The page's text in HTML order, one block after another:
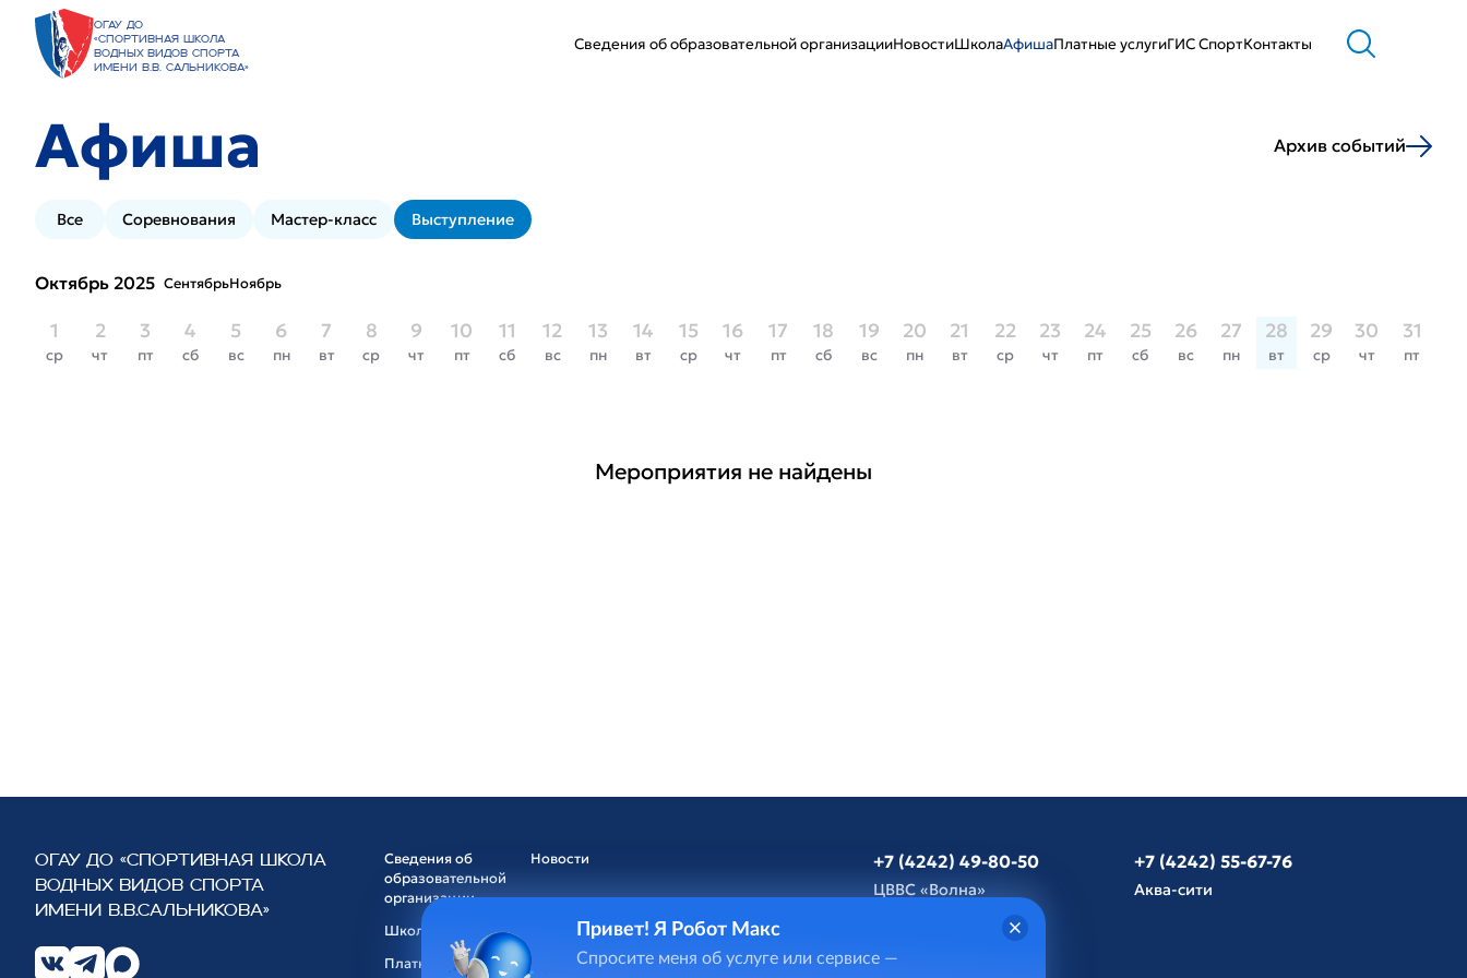
ОГАУ ДО
«Спортивная школа
водных видов спорта
имени В.В. Сальникова»
Сведения об образовательной организацииНовостиШколаАфишаПлатные услугиГИС CпортКонтакты
Афиша Архив событий
Все Соревнования Мастер-класс Выступление
Октябрь 2025 СентябрьНоябрь
1
ср
2
чт
3
пт
4
сб
5
вс
6
пн
7
вт
8
ср
9
чт
10
пт
11
сб
12
вс
13
пн
14
вт
15
ср
16
чт
17
пт
18
сб
19
вс
20
пн
21
вт
22
ср
23
чт
24
пт
25
сб
26
вс
27
пн
28
вт
29
ср
30
чт
31
пт
Мероприятия не найдены
ОГАУ ДО «СПОРТИВНАЯ ШКОЛА
ВОДНЫХ ВИДОВ СПОРТА
ИМЕНИ В.В.САЛЬНИКОВА»
Сведения об
образовательной
организации
Новости
Школа
Платные услуги
ГИС Cпорт
+7 (4242) 49-80-50
ЦВВС «Волна»
+7 (4242) 55-67-76
Аква-сити
Привет! Я Робот Макс
Спросите меня об услуге или сервисе —